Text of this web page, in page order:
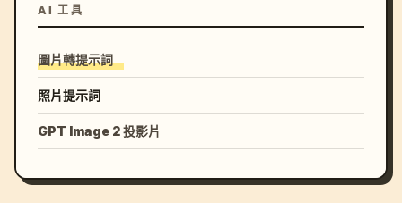
AI 工具
圖片轉提示詞
照片提示詞
GPT Image 2 投影片